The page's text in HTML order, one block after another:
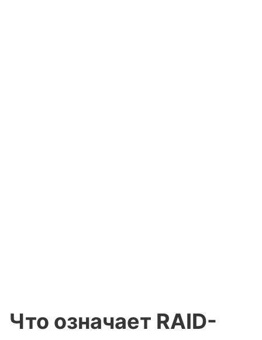
Что означает RAID-